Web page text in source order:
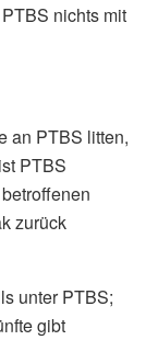
nichts mit
an PTBS litten,
PTBS
zurück
unter PTBS;
gibt